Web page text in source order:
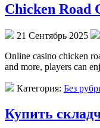
Chicken Road
21 Сентябрь 2025
Online casino chicken
and more, players can
Категория: Без
Купить